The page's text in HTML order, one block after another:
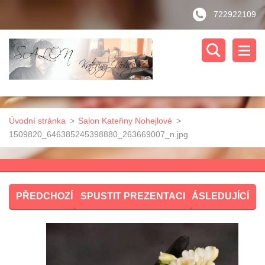
722922109
Úvodní stránka > Salon Kateřiny Nohejlové >
1509820_646385245398880_263669007_n.jpg
PŘEDCHOZÍ SPUSTIT PREZENTACI NÁSLEDUJÍCÍ